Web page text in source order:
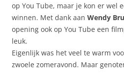
op You Tube, maar je kon er wel
winnen. Met dank aan Wendy
opening ook op You Tube een
leuk.
Eigenlijk was het veel te warm
zwoele zomeravond. Maar